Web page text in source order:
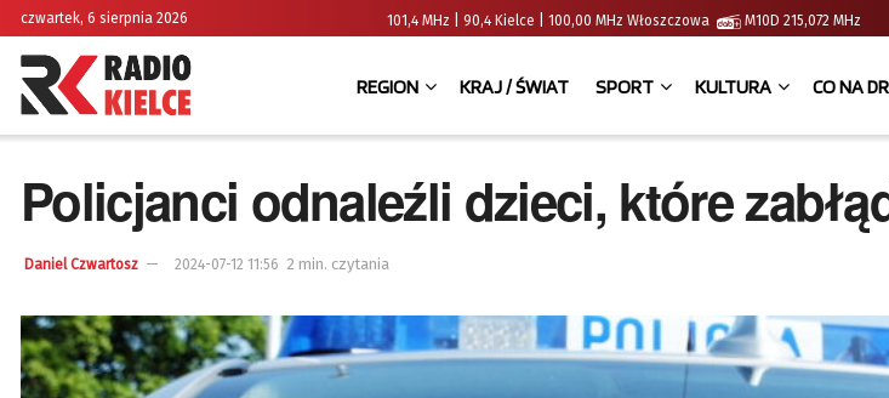
czwartek, 6 sierpnia 2026 101,4 MHz | 90,4 Kielce | 100,00 MHz Włoszczowa M10D 215,072
REGION KRAJ / ŚWIAT SPORT KULTURA CO NA
Policjanci odnaleźli dzieci, które
Daniel Czwartosz 2024-07-12 11:56 2 min. czytania